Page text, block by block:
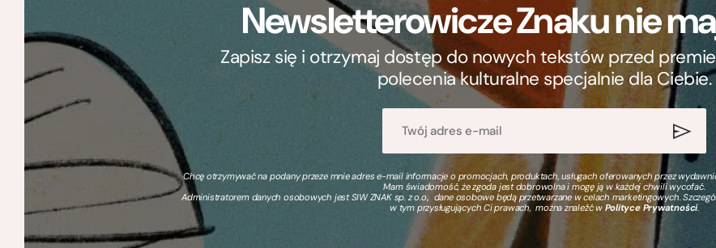
Newsletterowicze Znaku nie
Zapisz się i otrzymaj dostęp do nowych tekstów przed
polecenia kulturalne specjalnie dla Ciebie.
Chcę otrzymywać na podany przeze mnie adres e-mail informacje o promocjach, produktach, usługach oferowanych przez
Mam świadomość, że zgoda jest dobrowolna i mogę ją w każdej chwili wycofać.
Administratorem danych osobowych jest SIW ZNAK sp. z o.o., dane osobowe będą przetwarzane w celach marketingowych.
w tym przysługujących Ci prawach, można znaleźć wPolityce Prywatności.